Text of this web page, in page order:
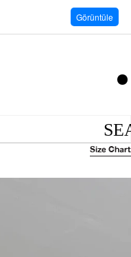
Size Chart
Görüntüle